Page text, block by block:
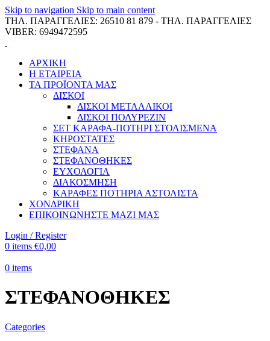
Skip to navigation Skip to main content
ΤΗΛ. ΠΑΡΑΓΓΕΛΙΕΣ: 26510 81 879 - ΤΗΛ. ΠΑΡΑΓΓΕΛΙΕΣ
VIBER: 6949472595
ΑΡΧΙΚΗ
Η ΕΤΑΙΡΕΙΑ
ΤΑ ΠΡΟΪΟΝΤΑ ΜΑΣ
ΔΙΣΚΟΙ
ΔΙΣΚΟΙ ΜΕΤΑΛΛΙΚΟΙ
ΔΙΣΚΟΙ ΠΟΛΥΡΕΖΙΝ
ΣΕΤ ΚΑΡΑΦΑ-ΠΟΤΗΡΙ ΣΤΟΛΙΣΜΕΝΑ
ΚΗΡΟΣΤΑΤΕΣ
ΣΤΕΦΑΝΑ
ΣΤΕΦΑΝΟΘΗΚΕΣ
ΕΥΧΟΛΟΓΙΑ
ΔΙΑΚΟΣΜΗΣΗ
ΚΑΡΑΦΕΣ ΠΟΤΗΡΙΑ ΑΣΤΟΛΙΣΤΑ
ΧΟΝΔΡΙΚΗ
ΕΠΙΚΟΙΝΩΝΗΣΤΕ ΜΑΖΙ ΜΑΣ
Login / Register
0 items €0,00
0 items
ΣΤΕΦΑΝΟΘΗΚΕΣ
Categories